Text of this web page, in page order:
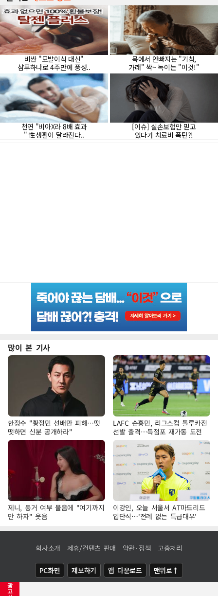
광
고
많이 본 기사
한정수 "황정민 선배만 피해…떳
떳하면 신분 공개하라"
LAFC 손흥민, 리그스컵 톨루카전
선발 출격…득점포 재가동 도전
제니, 동거 여부 물음에 "여기까지
만 하자" 웃음
이강인, 오늘 서울서 AT마드리드
입단식…'전례 없는 특급대우'
회사소개 제휴/컨텐츠 판매 약관·정책 고충처리
PC화면 제보하기 앱 다운로드 맨위로↑